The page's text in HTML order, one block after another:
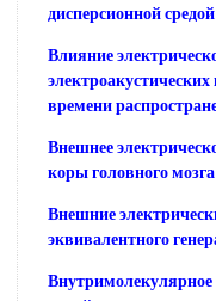
дисперсионной средой
Влияние
времени
Внешнее
коры головного мозга
Внешние
эквивалентного